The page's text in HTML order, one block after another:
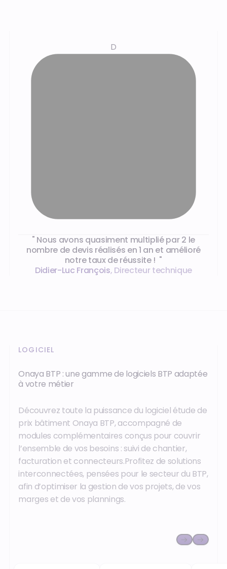
D
" Nous avons quasiment multiplié par 2 le
nombre de devis réalisés en 1 an et amélioré
notre taux de réussite ! "
Didier-Luc François, Directeur technique
LOGICIEL
Onaya BTP : une gamme de logiciels BTP adaptée
à votre métier
Découvrez toute la puissance du logiciel étude de
prix bâtiment Onaya BTP, accompagné de
modules complémentaires conçus pour couvrir
l’ensemble de vos besoins : suivi de chantier,
facturation et connecteurs.Profitez de solutions
interconnectées, pensées pour le secteur du BTP,
afin d’optimiser la gestion de vos projets, de vos
marges et de vos plannings.